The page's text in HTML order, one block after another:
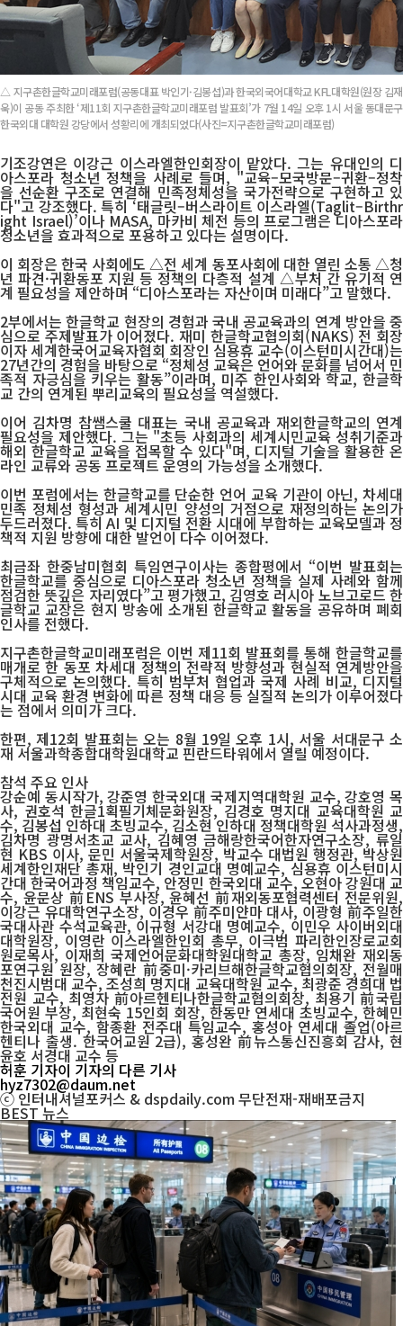
△ 지구촌한글학교미래포럼(공동대표 박인기·김봉섭)과 한국외국어대학교 KFL대학원(원장 김재
욱)이 공동 주최한 ‘제11회 지구촌한글학교미래포럼 발표회’가 7월 14일 오후 1시 서울 동대문구
한국외대 대학원 강당에서 성황리에 개최되었다(사진=지구촌한글학교미래포럼)
기조강연은 이강근 이스라엘한인회장이 맡았다. 그는 유대인의 디
아스포라 청소년 정책을 사례로 들며, "교육–모국방문–귀환–정착
을 선순환 구조로 연결해 민족정체성을 국가전략으로 구현하고 있
다"고 강조했다. 특히 ‘태글릿–버스라이트 이스라엘(Taglit–Birthr
ight Israel)’이나 MASA, 마카비 체전 등의 프로그램은 디아스포라
청소년을 효과적으로 포용하고 있다는 설명이다.
이 회장은 한국 사회에도 △전 세계 동포사회에 대한 열린 소통 △청
년 파견·귀환동포 지원 등 정책의 다층적 설계 △부처 간 유기적 연
계 필요성을 제안하며 “디아스포라는 자산이며 미래다”고 말했다.
2부에서는 한글학교 현장의 경험과 국내 공교육과의 연계 방안을 중
심으로 주제발표가 이어졌다. 재미 한글학교협의회(NAKS) 전 회장
이자 세계한국어교육자협회 회장인 심용휴 교수(이스턴미시간대)는
27년간의 경험을 바탕으로 “정체성 교육은 언어와 문화를 넘어서 민
족적 자긍심을 키우는 활동”이라며, 미주 한인사회와 학교, 한글학
교 간의 연계된 뿌리교육의 필요성을 역설했다.
이어 김차명 참쌤스쿨 대표는 국내 공교육과 재외한글학교의 연계
필요성을 제안했다. 그는 "초등 사회과의 세계시민교육 성취기준과
해외 한글학교 교육을 접목할 수 있다"며, 디지털 기술을 활용한 온
라인 교류와 공동 프로젝트 운영의 가능성을 소개했다.
이번 포럼에서는 한글학교를 단순한 언어 교육 기관이 아닌, 차세대
민족 정체성 형성과 세계시민 양성의 거점으로 재정의하는 논의가
두드러졌다. 특히 AI 및 디지털 전환 시대에 부합하는 교육모델과 정
책적 지원 방향에 대한 발언이 다수 이어졌다.
최금좌 한중남미협회 특임연구이사는 종합평에서 “이번 발표회는
한글학교를 중심으로 디아스포라 청소년 정책을 실제 사례와 함께
점검한 뜻깊은 자리였다”고 평가했고, 김영호 러시아 노브고로드 한
글학교 교장은 현지 방송에 소개된 한글학교 활동을 공유하며 폐회
인사를 전했다.
지구촌한글학교미래포럼은 이번 제11회 발표회를 통해 한글학교를
매개로 한 동포 차세대 정책의 전략적 방향성과 현실적 연계방안을
구체적으로 논의했다. 특히 범부처 협업과 국제 사례 비교, 디지털
시대 교육 환경 변화에 따른 정책 대응 등 실질적 논의가 이루어졌다
는 점에서 의미가 크다.
한편, 제12회 발표회는 오는 8월 19일 오후 1시, 서울 서대문구 소
재 서울과학종합대학원대학교 핀란드타워에서 열릴 예정이다.
참석 주요 인사
강순예 동시작가, 강준영 한국외대 국제지역대학원 교수, 강호영 목
사, 권호석 한글1획필기체문화원장, 김경호 명지대 교육대학원 교
수, 김봉섭 인하대 초빙교수, 김소현 인하대 정책대학원 석사과정생,
김차명 광명서초교 교사, 김혜영 금해랑한국어한자연구소장, 류일
현 KBS 이사, 문민 서울국제학원장, 박교수 대법원 행정관, 박상원
세계한인재단 총재, 박인기 경인교대 명예교수, 심용휴 이스턴미시
간대 한국어과정 책임교수, 안정민 한국외대 교수, 오현아 강원대 교
수, 윤문상 前ENS 부사장, 윤혜선 前재외동포협력센터 전문위원,
이강근 유대학연구소장, 이경우 前주미얀마 대사, 이광형 前주일한
국대사관 수석교육관, 이규형 서강대 명예교수, 이민우 사이버외대
대학원장, 이영란 이스라엘한인회 총무, 이극범 파리한인장로교회
원로목사, 이재희 국제언어문화대학원대학교 총장, 임채완 재외동
포연구원 원장, 장혜란 前중미·카리브해한글학교협의회장, 전월매
천진시범대 교수, 조성희 명지대 교육대학원 교수, 최광준 경희대 법
전원 교수, 최영자 前아르헨티나한글학교협의회장, 최용기 前국립
국어원 부장, 최현숙 15인회 회장, 한동만 연세대 초빙교수, 한혜민
한국외대 교수, 함종환 전주대 특임교수, 홍성아 연세대 졸업(아르
헨티나 출생. 한국어교원 2급), 홍성완 前뉴스통신진흥회 감사, 현
윤호 서경대 교수 등
허훈 기자이 기자의 다른 기사
hyz7302@daum.net
ⓒ 인터내셔널포커스 & dspdaily.com 무단전재-재배포금지
BEST뉴스